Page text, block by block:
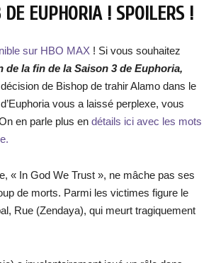
DE EUPHORIA ! SPOILERS !
sur HBO MAX ! Si vous souhaitez
de la fin de la Saison 3 de Euphoria,
de Bishop de trahir Alamo dans le
vous a laissé perplexe, vous
en parle plus en détails ici avec les mots
« In God We Trust », ne mâche pas ses
de morts. Parmi les victimes figure le
Rue (Zendaya), qui meurt tragiquement